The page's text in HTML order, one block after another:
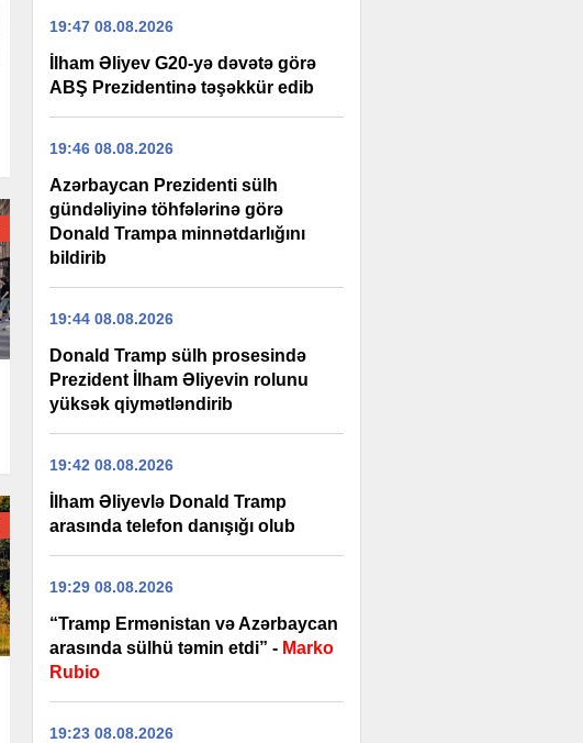
19:47 08.08.2026
İlham Əliyev G20-yə dəvətə görə
ABŞ Prezidentinə təşəkkür edib
19:46 08.08.2026
Azərbaycan Prezidenti sülh
gündəliyinə töhfələrinə görə
Donald Trampa minnətdarlığını
bildirib
19:44 08.08.2026
Donald Tramp sülh prosesində
Prezident İlham Əliyevin rolunu
yüksək qiymətləndirib
19:42 08.08.2026
İlham Əliyevlə Donald Tramp
arasında telefon danışığı olub
19:29 08.08.2026
“Tramp Ermənistan və Azərbaycan
arasında sülhü təmin etdi” - Marko
Rubio
19:23 08.08.2026